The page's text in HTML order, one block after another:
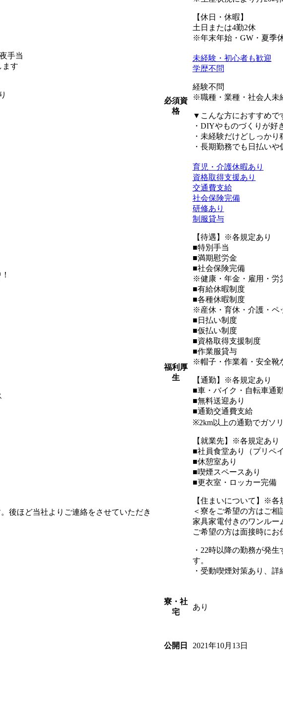
手当
ます
後ほど当社よりご連絡をさせていただき
【休日・休暇】
土日または4勤2休
※年末年始・GW・夏季
必須資
格
未経験・初心者も歓迎
学歴不問
経験不問
※職種・業種・社会人未
▼こんな方におすすめで
・DIYやものづくりが好
・未経験だけどしっかり
・長期勤務でも日払い
福利厚
生
育児・介護休暇あり
資格取得支援あり
交通費支給
社会保険完備
研修あり
制服貸与
【待遇】※各規定あり
■特別手当
■満期慰労金
■社会保険完備
※健康・年金・雇用・労
■有給休暇制度
■各種休暇制度
※産休・育休・介護・ペ
■日払い制度
■仮払い制度
■資格取得支援制度
■作業服貸与
※帽子・作業着・安全靴
【通勤】※各規定あり
■車・バイク・自転車通
■無料送迎あり
■通勤交通費支給
※2km以上の通勤でガソ
【就業先】※各規定あり
■社員食堂あり（プリペ
■休憩室あり
■喫煙スペースあり
■更衣室・ロッカー完備
【住まいについて】※各
＜寮をご希望の方はご相
家具家電付きのワンルー
ご希望の方は面接時にお
・22時以降の勤務が発
す。
・受動喫煙対策あり、詳
寮・社
宅
あり
公開日 2021年10月13日